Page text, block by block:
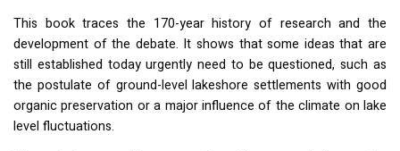
This book traces the 170-year history of research and the
development of the debate. It shows that some ideas that are
still established today urgently need to be questioned, such as
the postulate of ground-level lakeshore settlements with good
organic preservation or a major influence of the climate on lake
level fluctuations.